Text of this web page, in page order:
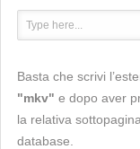
Basta che scrivi
"mkv" e dopo aver
la relativa
database.